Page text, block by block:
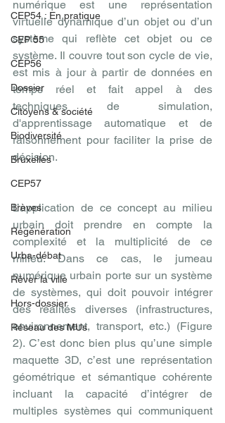
CEP54 : En pratique
CEP 55
CEP56
Dossier
Citoyens & société
Biodiversité
Bruxelles
CEP57
Brèves
Régénération
Urba-débat
Rêver la ville
Hors-dossier
Réseau des MUs
numérique est une représentation
virtuelle dynamique d’un objet ou d’un
système qui reflète cet objet ou ce
système. Il couvre tout son cycle de vie,
est mis à jour à partir de données en
temps réel et fait appel à des
techniques de simulation,
d'apprentissage automatique et de
raisonnement pour faciliter la prise de
décision.
L’application de ce concept au milieu
urbain doit prendre en compte la
complexité et la multiplicité de ce
milieu. Dans ce cas, le jumeau
numérique urbain porte sur un système
de systèmes, qui doit pouvoir intégrer
des réalités diverses (infrastructures,
environnement, transport, etc.) (Figure
2). C’est donc bien plus qu’une simple
maquette 3D, c’est une représentation
géométrique et sémantique cohérente
incluant la capacité d’intégrer de
multiples systèmes qui communiquent